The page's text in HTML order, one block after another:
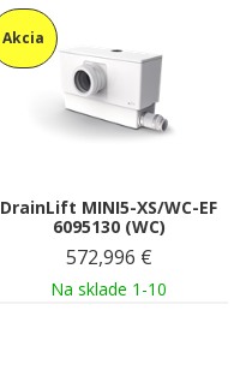
Akcia
DrainLift MINI5-XS/WC-EF
6095130 (WC)
572,996 €
Na sklade 1-10